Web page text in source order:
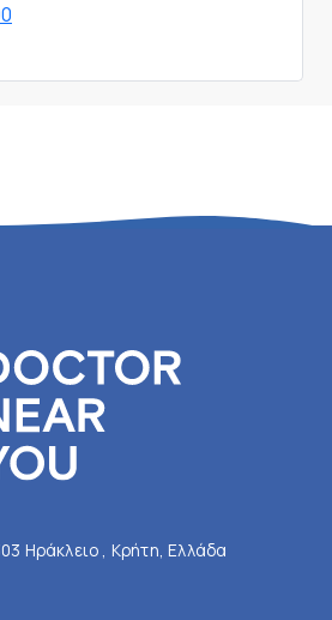
Ηράκλειο , Κρήτη, Ελλάδα